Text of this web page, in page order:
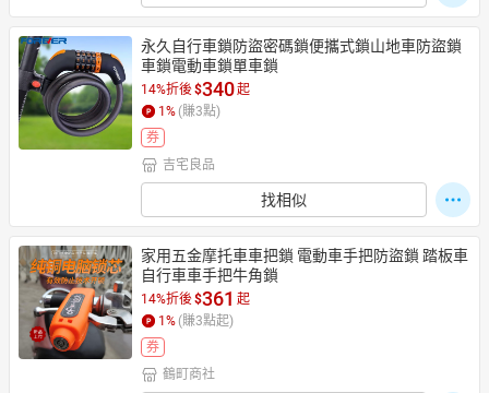
永久自行車鎖防盜密碼鎖便攜式鎖山地車防盜鎖
車鎖電動車鎖單車鎖
14%折後$340起
1 % (賺3點)
券
吉宅良品
找相似
家用五金摩托車車把鎖 電動車手把防盜鎖 踏板車
自行車車手把牛角鎖
14%折後$361 起
1 % (賺3點起)
券
鶴町商社